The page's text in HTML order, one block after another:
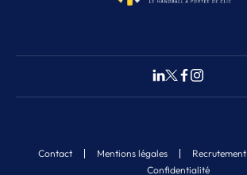
Contact Mentions légales Recrutement
Confidentialité